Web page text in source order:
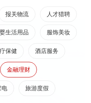
报关物流 人才猎聘
生活用品 服饰美妆
保健 酒店服务
金融理财
电 旅游度假